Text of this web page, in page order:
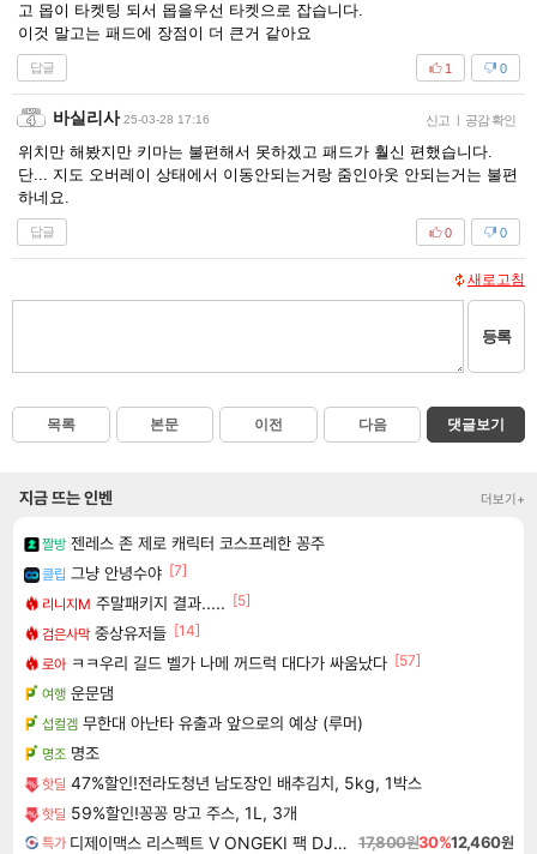
고 몹이 타켓팅 되서 몹을우선 타켓으로 잡습니다.
이것 말고는 패드에 장점이 더 큰거 같아요
답글 0
1
바실리사 25-03-28 17:16 신고 | 공감 확인
위치만 해봤지만 키마는 불편해서 못하겠고 패드가 훨신 편했습니다.
단... 지도 오버레이 상태에서 이동안되는거랑 줌인아웃 안되는거는 불편
하네요.
답글 0
0
새로고침
등록
목록 본문 이전 다음 댓글보기
지금 뜨는 인벤 더보기+
짤방 젠레스 존 제로 캐릭터 코스프레한 꽁주
클립 그냥 안녕수야 [7]
리니지M 주말패키지 결과..... [5]
검은사막 중상유저들 [14]
로아 ㅋㅋ우리 길드 벨가 나메 꺼드럭 대다가 싸움났다 [57]
여행 운문댐
섭컬겜 무한대 아난타 유출과 앞으로의 예상 (루머)
명조 명조
핫딜 47%할인!전라도청년 남도장인 배추김치, 5kg, 1박스
핫딜 59%할인!꽁꽁 망고 주스, 1L, 3개
특가 디제이맥스 리스펙트 V ONGEKI 팩 DJMAX RESPECT V ONGEKI Pack DLC 17,800원30%12,460원